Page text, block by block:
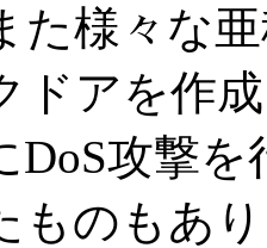
た様々な
ドアを作
DoS攻撃
ものもあ